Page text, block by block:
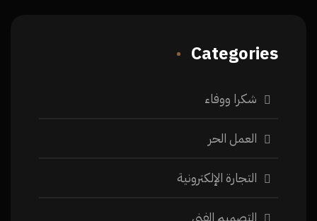
Categories
شكرا ووفاء
العمل الحر
التجارة الإلكترونية
التصميم الفني